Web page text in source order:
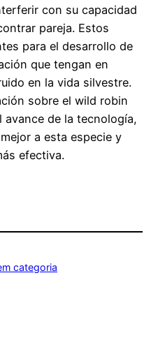
con su capacidad
pareja. Estos
para el desarrollo de
que tengan en
en la vida silvestre.
sobre el wild robin
de la tecnología,
a esta especie y
efectiva.
categoria